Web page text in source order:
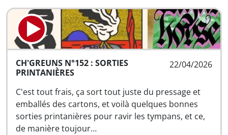
22/04/2026
CH'GREUNS N°152 : SORTIES
PRINTANIÈRES
C'est tout frais, ça sort tout juste du pressage et
emballés des cartons, et voilà quelques bonnes
sorties printanières pour ravir les tympans, et ce,
de manière toujour…